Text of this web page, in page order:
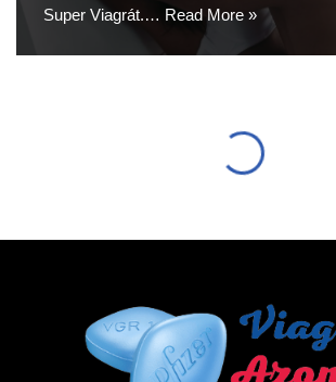
Super Viagrát.… Read More »